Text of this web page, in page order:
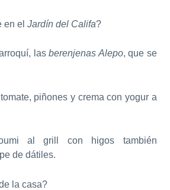
en elJardín del Califa?
lasberenjenas Alepo, que se
piñones y crema con yogur a
al grill con higos también
de dátiles.
la casa?